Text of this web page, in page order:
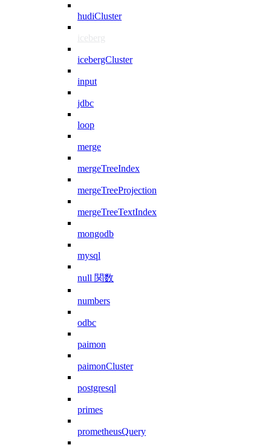
hudiCluster
iceberg
icebergCluster
input
jdbc
loop
merge
mergeTreeIndex
mergeTreeProjection
mergeTreeTextIndex
mongodb
mysql
null 関数
numbers
odbc
paimon
paimonCluster
postgresql
primes
prometheusQuery